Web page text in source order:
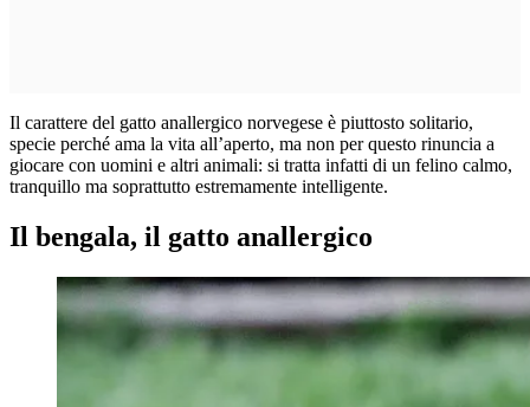
Il carattere del gatto anallergico norvegese è piuttosto solitario,
specie perché ama la vita all’aperto, ma non per questo rinuncia a
giocare con uomini e altri animali: si tratta infatti di un felino calmo,
tranquillo ma soprattutto estremamente intelligente.
Il bengala, il gatto anallergico